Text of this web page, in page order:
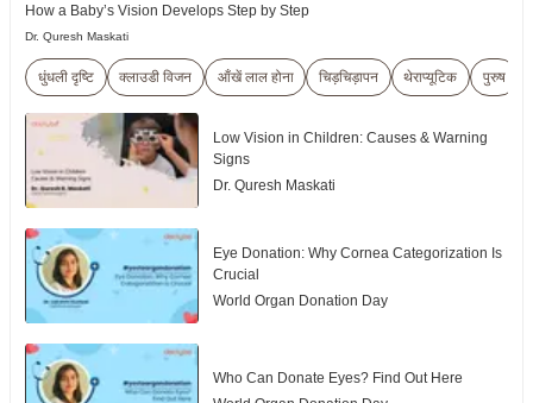
How a Baby’s Vision Develops Step by Step
Dr. Quresh Maskati
धुंधली दृष्टि क्लाउडी विजन आँखें लाल होना चिड़चिड़ापन थेराप्यूटिक पुरुष
Low Vision in Children: Causes & Warning
Signs
Dr. Quresh Maskati
Eye Donation: Why Cornea Categorization Is
Crucial
World Organ Donation Day
Who Can Donate Eyes? Find Out Here